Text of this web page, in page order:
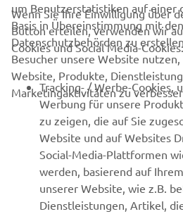
UNTERNEHMEN
B2B
MEHR VON YAMAHA
SUPPORT
NEWSLETTER
um Benutzerstatistiken auf einer
Basis in Übereinstimmung mit
Datenschutzbehörden zu
Besucher unsere Website
Website, Produkte,
Marketingaktivitäten zu
Wenn Sie Ihre Einwilligung über
Button erteilen, verwenden wir
Cookies und Social Media-Cookies:
Tracking- / Werbe-Cookies,
Werbung für unsere
zu zeigen, die auf Sie
Website und auf Websites
Social-Media-Plattformen
werden, basierend auf
unserer Website, wie z.B.
Dienstleistungen, Artikel,